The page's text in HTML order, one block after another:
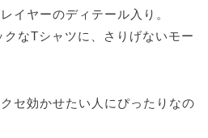
イヤーのディテール入り。
クなTシャツに、さりげないモー
セ効かせたい人にぴったりなの